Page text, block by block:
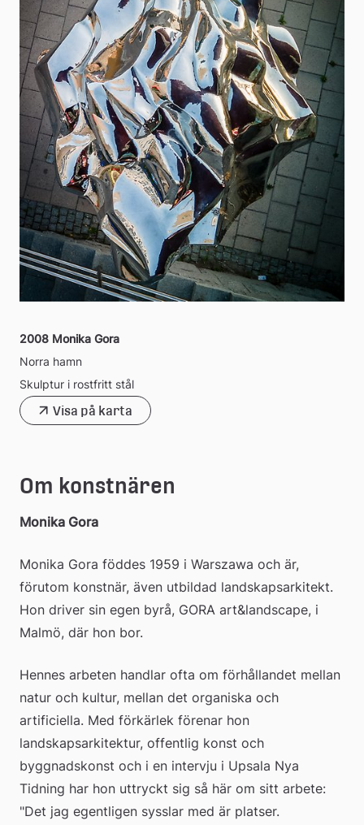
2008 Monika Gora
Norra hamn
Skulptur i rostfritt stål
Visa på karta
Om konstnären
Monika Gora
Monika Gora föddes 1959 i Warszawa och är,
förutom konstnär, även utbildad landskapsarkitekt.
Hon driver sin egen byrå, GORA art&landscape, i
Malmö, där hon bor.
Hennes arbeten handlar ofta om förhållandet mellan
natur och kultur, mellan det organiska och
artificiella. Med förkärlek förenar hon
landskapsarkitektur, offentlig konst och
byggnadskonst och i en intervju i Upsala Nya
Tidning har hon uttryckt sig så här om sitt arbete:
"Det jag egentligen sysslar med är platser.